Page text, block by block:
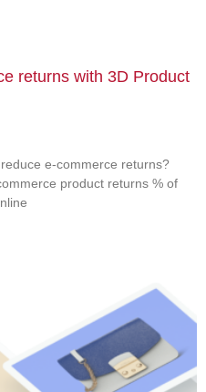
returns with 3D Product
e-commerce returns?
product returns % of